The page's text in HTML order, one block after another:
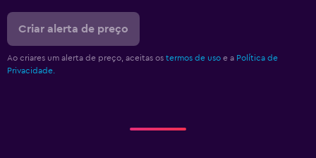
Criar alerta de preço
Ao criares um alerta de preço, aceitas os termos de uso e a Política de
Privacidade.